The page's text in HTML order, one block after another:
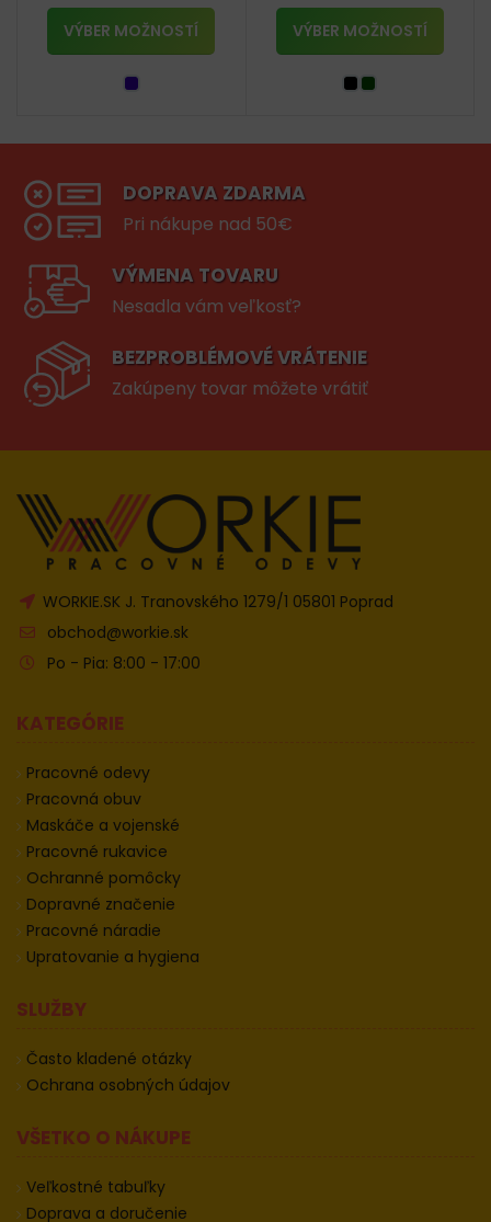
VÝBER MOŽNOSTÍ VÝBER MOŽNOSTÍ
DOPRAVA ZDARMA
Pri nákupe nad 50€
VÝMENA TOVARU
Nesadla vám veľkosť?
BEZPROBLÉMOVÉ VRÁTENIE
Zakúpeny tovar môžete vrátiť
WORKIE.SK J. Tranovského 1279/1 05801 Poprad
obchod@workie.sk
Po - Pia: 8:00 - 17:00
KATEGÓRIE
Pracovné odevy
Pracovná obuv
Maskáče a vojenské
Pracovné rukavice
Ochranné pomôcky
Dopravné značenie
Pracovné náradie
Upratovanie a hygiena
SLUŽBY
Často kladené otázky
Ochrana osobných údajov
VŠETKO O NÁKUPE
Veľkostné tabuľky
Doprava a doručenie